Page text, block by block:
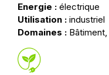
Energie : électrique
Utilisation : industriel
Domaines :